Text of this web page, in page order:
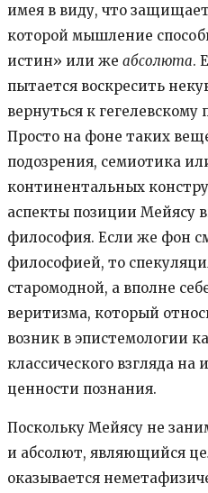
имея в виду, что
которой мышление
истин» или же абсолюта.
пытается воскресить
вернуться к
Просто на фоне таких
подозрения, семиотика
континентальных
аспекты позиции Мейясу
философия. Если же фон
философией, то
старомодной, а вполне
веритизма, который
возник в эпистемологии
классического взгляда на
ценности познания.
Поскольку Мейясу не
и абсолют, являющийся
оказывается